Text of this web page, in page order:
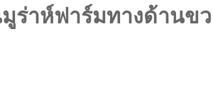
ร่าห์ฟาร์มทางด้านข